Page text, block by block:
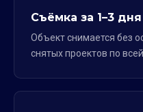
Съёмка за 1–3 дня
Объект снимается без
снятых проектов по